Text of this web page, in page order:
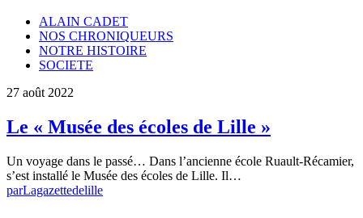
ALAIN CADET
NOS CHRONIQUEURS
NOTRE HISTOIRE
SOCIETE
27 août 2022
Le « Musée des écoles de Lille »
Un voyage dans le passé… Dans l’ancienne école Ruault-Récamier,
s’est installé le Musée des écoles de Lille. Il…
parLagazettedelille